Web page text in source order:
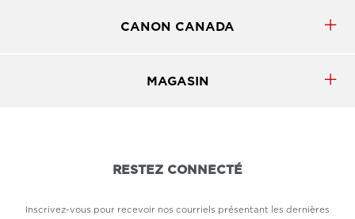
CANON CANADA
MAGASIN
RESTEZ CONNECTÉ
Inscrivez-vous pour recevoir nos courriels présentant les dernières